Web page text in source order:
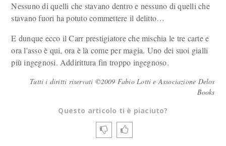
Nessuno di quelli che stavano dentro e nessuno di quelli che
stavano fuori ha potuto commettere il delitto…
E dunque ecco il Carr prestigiatore che mischia le tre carte e
ora l'asso è qui, ora è là come per magia. Uno dei suoi gialli
più ingegnosi. Addirittura fin troppo ingegnoso.
Tutti i diritti riservati ©2009 Fabio Lotti e Associazione Delos
Books
Questo articolo ti è piaciuto?